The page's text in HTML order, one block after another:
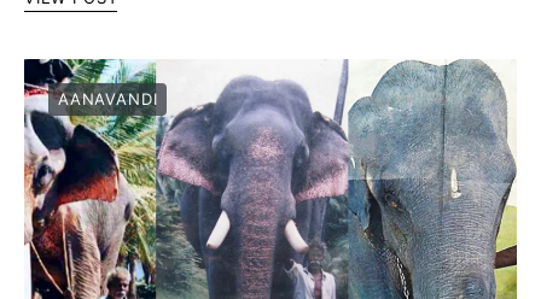
AANAVANDI